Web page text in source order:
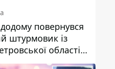
повернувся
штурмовик із
області